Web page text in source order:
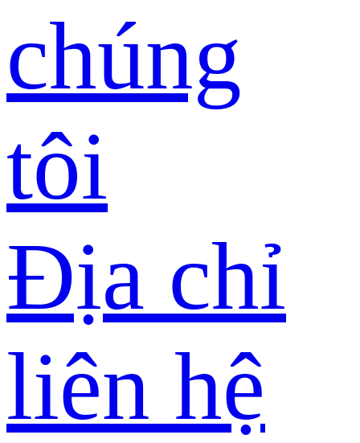
chúng
tôi
Địa chỉ
liên hệ